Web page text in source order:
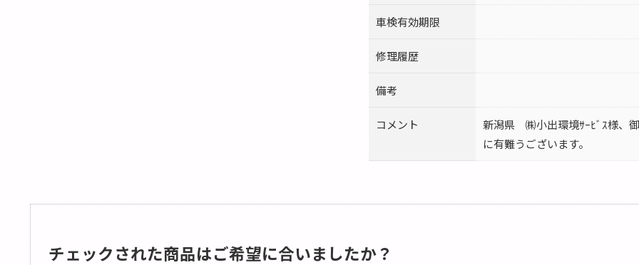
車検有効期限
修理履歴
備考
コメント
新潟県 ㈱小出環境ｻｰﾋﾞｽ様、
に有難うございます。
チェックされた商品はご希望に合いましたか？